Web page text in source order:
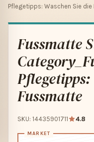
Pflegetipps: Waschen Sie
Fussmatte
Pflegetipps:
Fussmatte
SKU: 14435901711 4.8